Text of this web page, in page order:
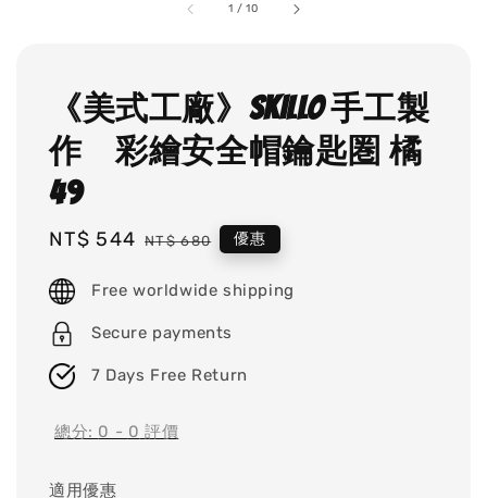
1 /10
《美式工廠》SKILLO 手工製
作 彩繪安全帽鑰匙圏 橘
49
Sale
NT$ 544 Regular
NT$ 680 優惠
Free worldwide shipping
Secure payments
7 Days Free Return
總分: 0 - 0 評價
適用優惠